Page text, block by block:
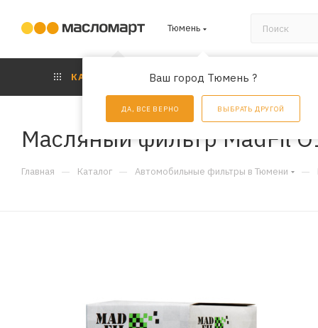
Тюмень
Ваш город Тюмень ?
ДА, ВСЕ ВЕРНО ВЫБРАТЬ ДРУГОЙ
КАТАЛОГ АКЦИИ
Масляный фильтр MadFil
Главная — Каталог — Автомобильные фильтры в Тюмени —